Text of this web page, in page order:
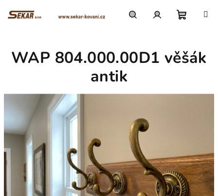
košík
WAP 804.000.00D1 věšák
antik